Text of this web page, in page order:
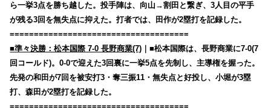
ら一挙3点を勝ち越した。投手陣は、向山→割田と繋ぎ、3人目の平手
が残る3回を無失点に抑えた。打者では、田作が2塁打を記録した。
=====================================
■準々決勝：松本国際 7-0 長野商業(7) ｜■松本国際は、長野商業に7-0(7
回コールド)。0-0で迎えた3回裏に一挙5点を先制し、主導権を握った。
先発の和田が7回を被安打3・奪三振11・無失点と好投し、小堀が3塁
打、森田が2塁打を記録した。
=====================================